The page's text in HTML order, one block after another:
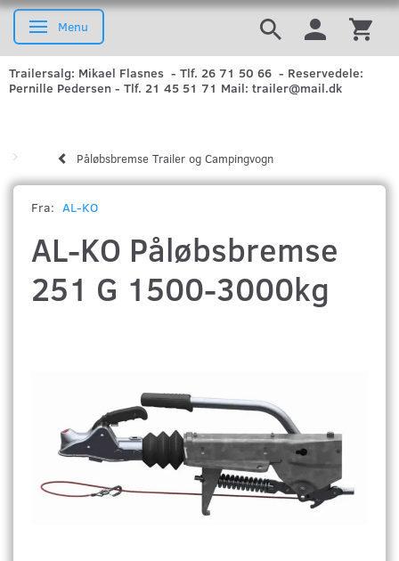
Skifte navigation
Menu
Trailersalg: Mikael Flasnes - Tlf. 26 71 50 66 - Reservedele:
Pernille Pedersen - Tlf. 21 45 51 71 Mail: trailer@mail.dk
Påløbsbremse Trailer og Campingvogn
Fra: AL-KO
AL-KO Påløbsbremse
251 G 1500-3000kg